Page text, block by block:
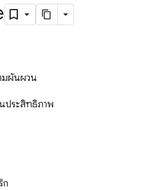
มผันผวน
ประสิทธิภาพ
ก